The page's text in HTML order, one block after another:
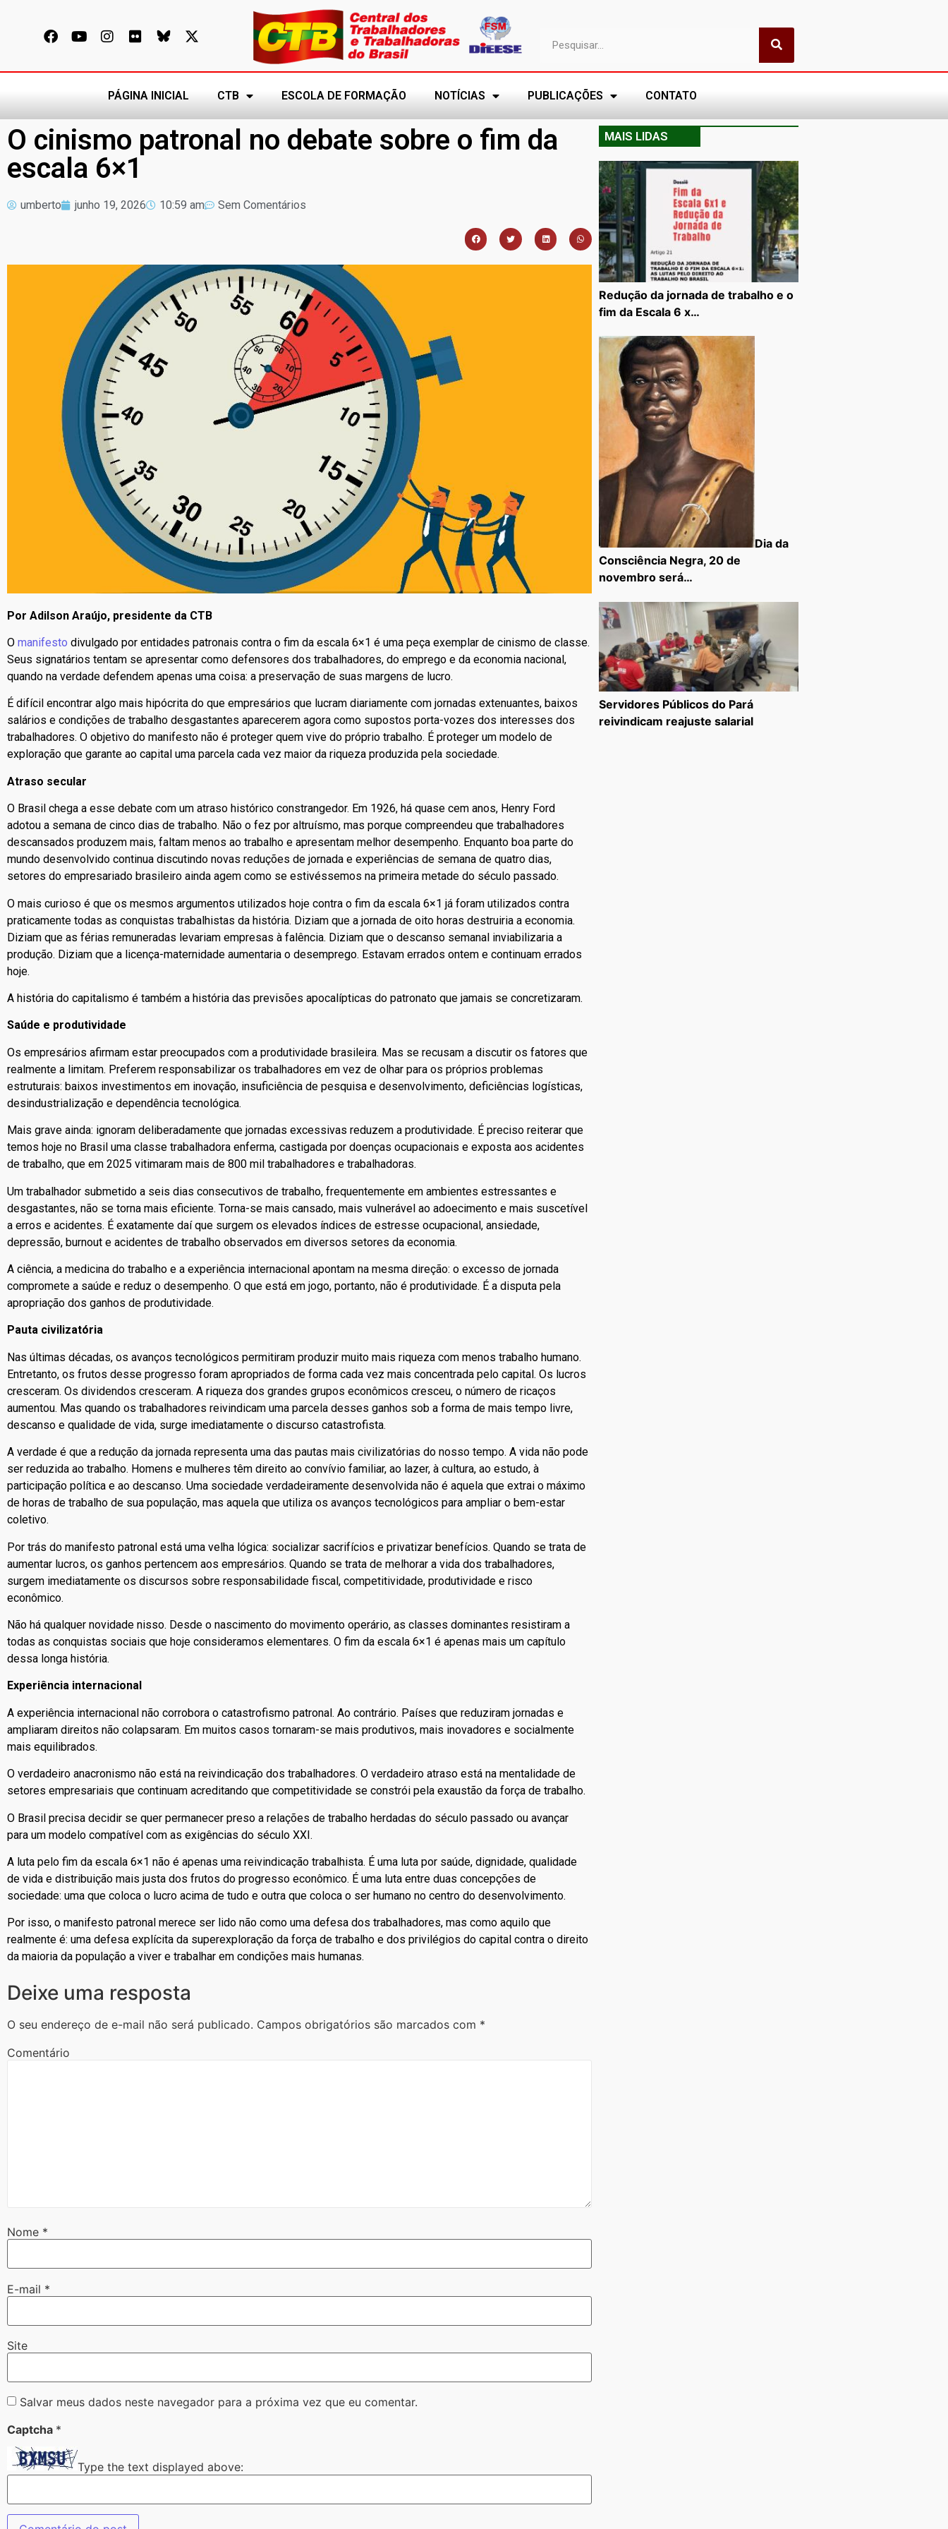
PÁGINA INICIAL CTB ESCOLA DE FORMAÇÃO NOTÍCIAS PUBLICAÇÕES CONTATO
O cinismo patronal no debate sobre o fim da
escala 6×1
umberto junho 19, 2026 10:59 am Sem Comentários
Por Adilson Araújo, presidente da CTB
O manifesto divulgado por entidades patronais contra o fim da escala 6×1 é uma peça exemplar de cinismo de classe.
Seus signatários tentam se apresentar como defensores dos trabalhadores, do emprego e da economia nacional,
quando na verdade defendem apenas uma coisa: a preservação de suas margens de lucro.
É difícil encontrar algo mais hipócrita do que empresários que lucram diariamente com jornadas extenuantes, baixos
salários e condições de trabalho desgastantes aparecerem agora como supostos porta-vozes dos interesses dos
trabalhadores. O objetivo do manifesto não é proteger quem vive do próprio trabalho. É proteger um modelo de
exploração que garante ao capital uma parcela cada vez maior da riqueza produzida pela sociedade.
Atraso secular
O Brasil chega a esse debate com um atraso histórico constrangedor. Em 1926, há quase cem anos, Henry Ford
adotou a semana de cinco dias de trabalho. Não o fez por altruísmo, mas porque compreendeu que trabalhadores
descansados produzem mais, faltam menos ao trabalho e apresentam melhor desempenho. Enquanto boa parte do
mundo desenvolvido continua discutindo novas reduções de jornada e experiências de semana de quatro dias,
setores do empresariado brasileiro ainda agem como se estivéssemos na primeira metade do século passado.
O mais curioso é que os mesmos argumentos utilizados hoje contra o fim da escala 6×1 já foram utilizados contra
praticamente todas as conquistas trabalhistas da história. Diziam que a jornada de oito horas destruiria a economia.
Diziam que as férias remuneradas levariam empresas à falência. Diziam que o descanso semanal inviabilizaria a
produção. Diziam que a licença-maternidade aumentaria o desemprego. Estavam errados ontem e continuam errados
hoje.
A história do capitalismo é também a história das previsões apocalípticas do patronato que jamais se concretizaram.
Saúde e produtividade
Os empresários afirmam estar preocupados com a produtividade brasileira. Mas se recusam a discutir os fatores que
realmente a limitam. Preferem responsabilizar os trabalhadores em vez de olhar para os próprios problemas
estruturais: baixos investimentos em inovação, insuficiência de pesquisa e desenvolvimento, deficiências logísticas,
desindustrialização e dependência tecnológica.
Mais grave ainda: ignoram deliberadamente que jornadas excessivas reduzem a produtividade. É preciso reiterar que
temos hoje no Brasil uma classe trabalhadora enferma, castigada por doenças ocupacionais e exposta aos acidentes
de trabalho, que em 2025 vitimaram mais de 800 mil trabalhadores e trabalhadoras.
Um trabalhador submetido a seis dias consecutivos de trabalho, frequentemente em ambientes estressantes e
desgastantes, não se torna mais eficiente. Torna-se mais cansado, mais vulnerável ao adoecimento e mais suscetível
a erros e acidentes. É exatamente daí que surgem os elevados índices de estresse ocupacional, ansiedade,
depressão, burnout e acidentes de trabalho observados em diversos setores da economia.
A ciência, a medicina do trabalho e a experiência internacional apontam na mesma direção: o excesso de jornada
compromete a saúde e reduz o desempenho. O que está em jogo, portanto, não é produtividade. É a disputa pela
apropriação dos ganhos de produtividade.
Pauta civilizatória
Nas últimas décadas, os avanços tecnológicos permitiram produzir muito mais riqueza com menos trabalho humano.
Entretanto, os frutos desse progresso foram apropriados de forma cada vez mais concentrada pelo capital. Os lucros
cresceram. Os dividendos cresceram. A riqueza dos grandes grupos econômicos cresceu, o número de ricaços
aumentou. Mas quando os trabalhadores reivindicam uma parcela desses ganhos sob a forma de mais tempo livre,
descanso e qualidade de vida, surge imediatamente o discurso catastrofista.
A verdade é que a redução da jornada representa uma das pautas mais civilizatórias do nosso tempo. A vida não pode
ser reduzida ao trabalho. Homens e mulheres têm direito ao convívio familiar, ao lazer, à cultura, ao estudo, à
participação política e ao descanso. Uma sociedade verdadeiramente desenvolvida não é aquela que extrai o máximo
de horas de trabalho de sua população, mas aquela que utiliza os avanços tecnológicos para ampliar o bem-estar
coletivo.
Por trás do manifesto patronal está uma velha lógica: socializar sacrifícios e privatizar benefícios. Quando se trata de
aumentar lucros, os ganhos pertencem aos empresários. Quando se trata de melhorar a vida dos trabalhadores,
surgem imediatamente os discursos sobre responsabilidade fiscal, competitividade, produtividade e risco
econômico.
Não há qualquer novidade nisso. Desde o nascimento do movimento operário, as classes dominantes resistiram a
todas as conquistas sociais que hoje consideramos elementares. O fim da escala 6×1 é apenas mais um capítulo
dessa longa história.
Experiência internacional
A experiência internacional não corrobora o catastrofismo patronal. Ao contrário. Países que reduziram jornadas e
ampliaram direitos não colapsaram. Em muitos casos tornaram-se mais produtivos, mais inovadores e socialmente
mais equilibrados.
O verdadeiro anacronismo não está na reivindicação dos trabalhadores. O verdadeiro atraso está na mentalidade de
setores empresariais que continuam acreditando que competitividade se constrói pela exaustão da força de trabalho.
O Brasil precisa decidir se quer permanecer preso a relações de trabalho herdadas do século passado ou avançar
para um modelo compatível com as exigências do século XXI.
A luta pelo fim da escala 6×1 não é apenas uma reivindicação trabalhista. É uma luta por saúde, dignidade, qualidade
de vida e distribuição mais justa dos frutos do progresso econômico. É uma luta entre duas concepções de
sociedade: uma que coloca o lucro acima de tudo e outra que coloca o ser humano no centro do desenvolvimento.
Por isso, o manifesto patronal merece ser lido não como uma defesa dos trabalhadores, mas como aquilo que
realmente é: uma defesa explícita da superexploração da força de trabalho e dos privilégios do capital contra o direito
da maioria da população a viver e trabalhar em condições mais humanas.
Deixe uma resposta
O seu endereço de e-mail não será publicado. Campos obrigatórios são marcados com *
Comentário
Nome *
E-mail *
Site
Salvar meus dados neste navegador para a próxima vez que eu comentar.
Captcha *
Type the text displayed above:
MAIS LIDAS
Redução da jornada de trabalho e o
fim da Escala 6 x…
Dia da
Consciência Negra, 20 de
novembro será…
Servidores Públicos do Pará
reivindicam reajuste salarial